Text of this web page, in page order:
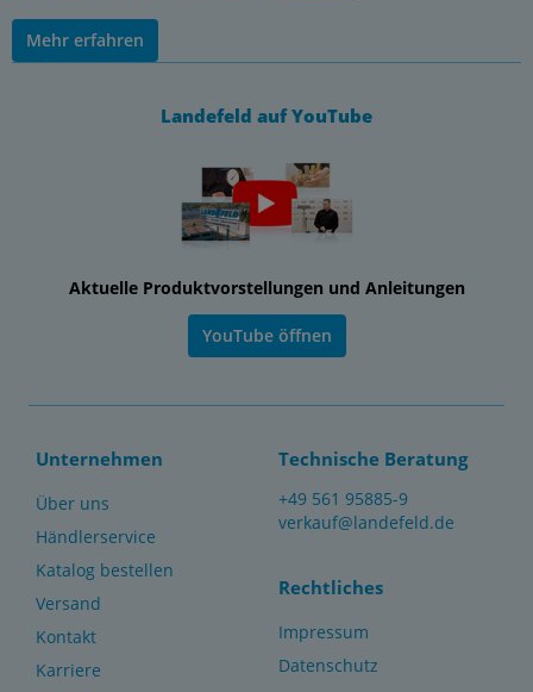
Mehr erfahren
Landefeld auf YouTube
Aktuelle Produktvorstellungen und Anleitungen
YouTube öffnen
Unternehmen
Über uns
Händlerservice
Katalog bestellen
Versand
Kontakt
Karriere
Technische Beratung
+49 561 95885-9
verkauf@landefeld.de
Rechtliches
Impressum
Datenschutz